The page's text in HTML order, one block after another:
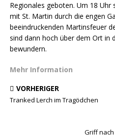
Regionales geboten. Um 18
mit St. Martin durch die engen
beeindruckenden Martinsfeuer
sind dann hoch über dem Ort in
bewundern.
Mehr Information
VORHERIGER
Tranked Lerch im Tragödchen
Griff